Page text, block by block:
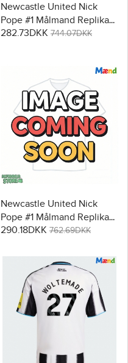
Newcastle United Nick
Pope #1 Målmand Replika
Tredjetrøje 2025-26
282.73DKK 744.07DKK
Newcastle United Nick
Pope #1 Målmand Replika
Udebanetrøje 2025-26
290.18DKK 762.69DKK